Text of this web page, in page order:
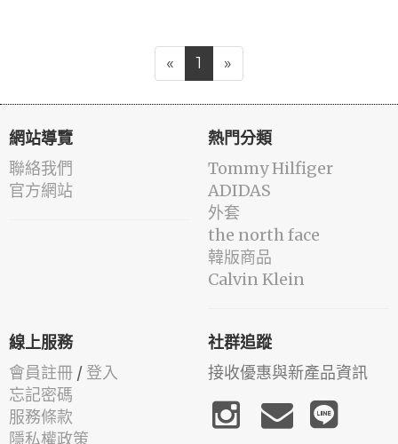
« 1 »
網站導覽
聯絡我們
官方網站
熱門分類
Tommy Hilfiger
ADIDAS
外套
the north face
韓版商品
Calvin Klein
線上服務
會員註冊 / 登入
忘記密碼
服務條款
隱私權政策
社群追蹤
接收優惠與新產品資訊